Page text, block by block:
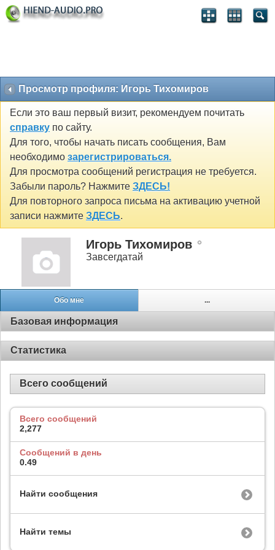
Просмотр профиля: Игорь Тихомиров
Если это ваш первый визит, рекомендуем почитать
справку по сайту.
Для того, чтобы начать писать сообщения, Вам
необходимо зарегистрироваться.
Для просмотра сообщений регистрация не требуется.
Забыли пароль? Нажмите ЗДЕСЬ!
Для повторного запроса письма на активацию учетной
записи нажмите ЗДЕСЬ.
Игорь Тихомиров
Завсегдатай
Обо мне ...
Базовая информация
Статистика
Всего сообщений
Всего сообщений
2,277
Сообщений в день
0.49
Найти сообщения
Найти темы